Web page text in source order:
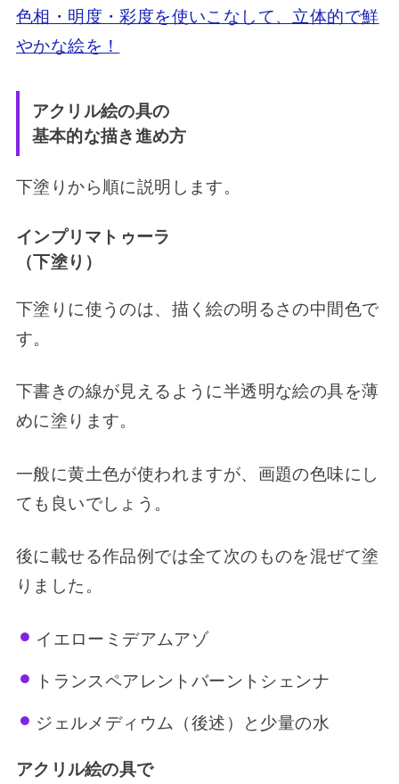
色相・明度・彩度を使いこなして、立体的で鮮
やかな絵を！
アクリル絵の具の
基本的な描き進め方
下塗りから順に説明します。
インプリマトゥーラ
（下塗り）
下塗りに使うのは、描く絵の明るさの中間色で
す。
下書きの線が見えるように半透明な絵の具を薄
めに塗ります。
一般に黄土色が使われますが、画題の色味にし
ても良いでしょう。
後に載せる作品例では全て次のものを混ぜて塗
りました。
イエローミデアムアゾ
トランスペアレントバーントシェンナ
ジェルメディウム（後述）と少量の水
アクリル絵の具で